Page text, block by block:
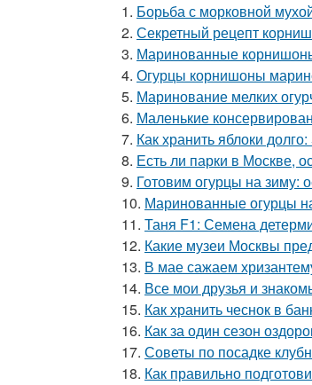
1. Борьба с морковной
2. Секретный рецепт
3. Маринованные
4. Огурцы корнишоны
5. Маринование мелких
6. Маленькие
7. Как хранить яблоки
8. Есть ли парки в Москве,
9. Готовим огурцы на зиму:
10. Маринованные огурцы
11. Таня F1: Семена
12. Какие музеи Москвы
13. В мае сажаем
14. Все мои друзья и
15. Как хранить чеснок в
16. Как за один сезон
17. Советы по посадке
18. Как правильно